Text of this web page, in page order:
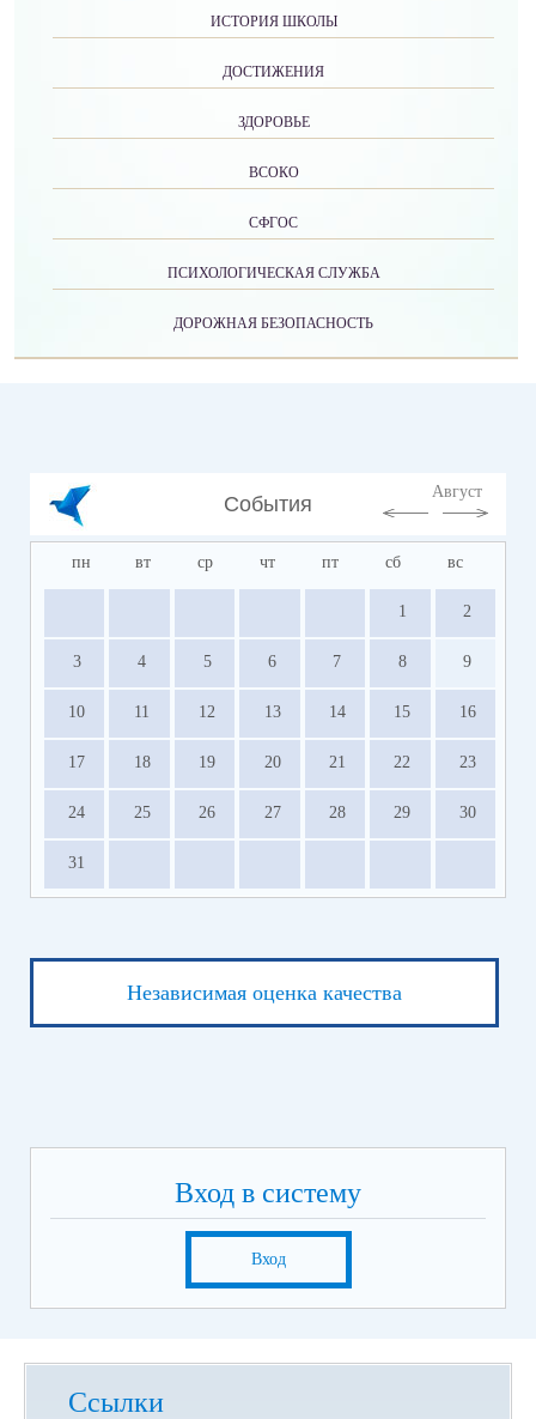
ИСТОРИЯ ШКОЛЫ
ДОСТИЖЕНИЯ
ЗДОРОВЬЕ
ВСОКО
СФГОС
ПСИХОЛОГИЧЕСКАЯ СЛУЖБА
ДОРОЖНАЯ БЕЗОПАСНОСТЬ
События
Август
пн вт ср чт пт сб вс
1 2
3 4 5 6 7 8 9
10 11 12 13 14 15 16
17 18 19 20 21 22 23
24 25 26 27 28 29 30
31
Независимая оценка качества
Вход в систему
Вход
Ссылки